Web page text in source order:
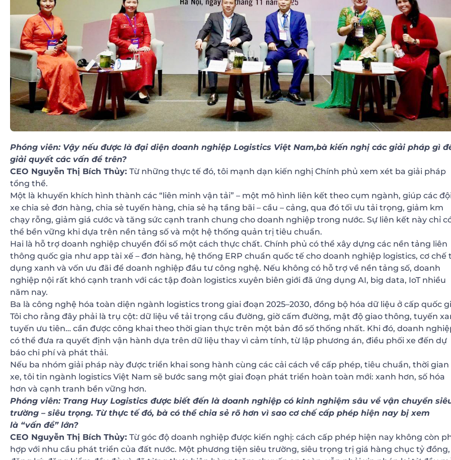
Phóng viên: Vậy nếu được là đại diện doanh nghiệp Logistics Việt Nam,bà kiến nghị các giải pháp gì
giải quyết các vấn đề trên?
CEO Nguyễn Thị Bích Thủy: Từ những thực tế đó, tôi mạnh dạn kiến nghị Chính phủ xem xét ba giải pháp
tổng thể.
Một là khuyến khích hình thành các “liên minh vận tải” – một mô hình liên kết theo cụm ngành, giúp các
xe chia sẻ đơn hàng, chia sẻ tuyến hàng, chia sẻ hạ tầng bãi – cầu – cảng, qua đó tối ưu tải trọng, giảm km
chạy rỗng, giảm giá cước và tăng sức cạnh tranh chung cho doanh nghiệp trong nước. Sự liên kết này chỉ
thể bền vững khi dựa trên nền tảng số và một hệ thống quản trị tiêu chuẩn.
Hai là hỗ trợ doanh nghiệp chuyển đổi số một cách thực chất. Chính phủ có thể xây dựng các nền tảng liên
thông quốc gia như app tài xế – đơn hàng, hệ thống ERP chuẩn quốc tế cho doanh nghiệp logistics, cơ chế
dụng xanh và vốn ưu đãi để doanh nghiệp đầu tư công nghệ. Nếu không có hỗ trợ về nền tảng số, doanh
nghiệp nội rất khó cạnh tranh với các tập đoàn logistics xuyên biên giới đã ứng dụng AI, big data, IoT nhiều
năm nay.
Ba là công nghệ hóa toàn diện ngành logistics trong giai đoạn 2025–2030, đồng bộ hóa dữ liệu ở cấp quốc
Tôi cho rằng đây phải là trụ cột: dữ liệu về tải trọng cầu đường, giờ cấm đường, mật độ giao thông, tuyến
tuyến ưu tiên… cần được công khai theo thời gian thực trên một bản đồ số thống nhất. Khi đó, doanh
có thể đưa ra quyết định vận hành dựa trên dữ liệu thay vì cảm tính, từ lập phương án, điều phối xe đến dự
báo chi phí và phát thải.
Nếu ba nhóm giải pháp này được triển khai song hành cùng các cải cách về cấp phép, tiêu chuẩn, thời gian
xe, tôi tin ngành logistics Việt Nam sẽ bước sang một giai đoạn phát triển hoàn toàn mới: xanh hơn, số hóa
hơn và cạnh tranh bền vững hơn.
Phóng viên: Trang Huy Logistics được biết đến là doanh nghiệp có kinh nghiệm sâu về vận chuyển
trường – siêu trọng. Từ thực tế đó, bà có thể chia sẻ rõ hơn vì sao cơ chế cấp phép hiện nay bị xem
là “vấn đề”lớn?
CEO Nguyễn Thị Bích Thủy: Từ góc độ doanh nghiệp được kiến nghị: cách cấp phép hiện nay không còn
hợp với nhu cầu phát triển của đất nước. Một phương tiện siêu trường, siêu trọng trị giá hàng chục tỷ